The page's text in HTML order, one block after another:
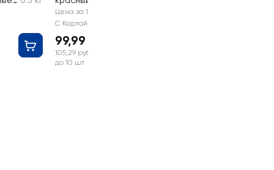
Цена за 1 шт
С Картой №1
99,99 руб
105,29 руб
до 10 шт